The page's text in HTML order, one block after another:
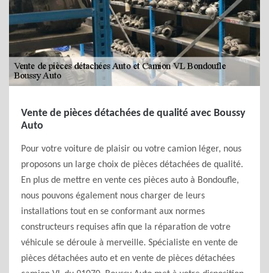
Vente de pièces détachées de qualité avec Boussy
Auto
Pour votre voiture de plaisir ou votre camion léger, nous
proposons un large choix de pièces détachées de qualité.
En plus de mettre en vente ces pièces auto à Bondoufle,
nous pouvons également nous charger de leurs
installations tout en se conformant aux normes
constructeurs requises afin que la réparation de votre
véhicule se déroule à merveille. Spécialiste en vente de
pièces détachées auto et en vente de pièces détachées